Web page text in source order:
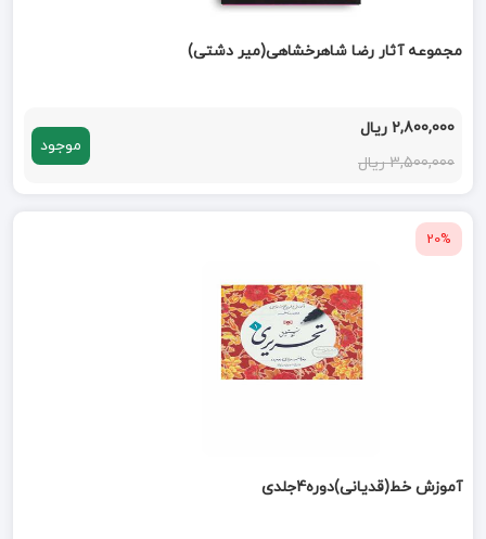
مجموعه آثار رضا شاهرخشاهی(میر دشتی)
2,800,000 ریال
3,500,000 ریال
موجود
20%
آموزش خط(قدیانی)دوره4جلدی